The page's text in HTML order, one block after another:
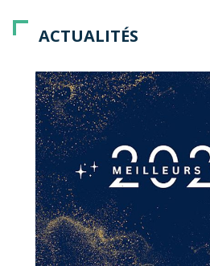
ACTUALITÉS